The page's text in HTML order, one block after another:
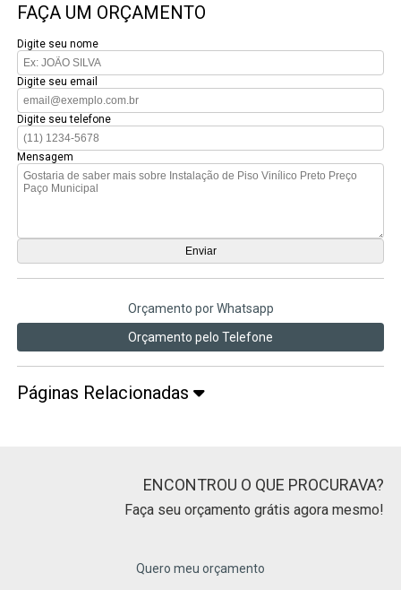
FAÇA UM ORÇAMENTO
Digite seu nome
Digite seu email
Digite seu telefone
Mensagem
Orçamento por Whatsapp
Orçamento pelo Telefone
Páginas Relacionadas
ENCONTROU O QUE PROCURAVA?
Faça seu orçamento grátis agora mesmo!
Quero meu orçamento